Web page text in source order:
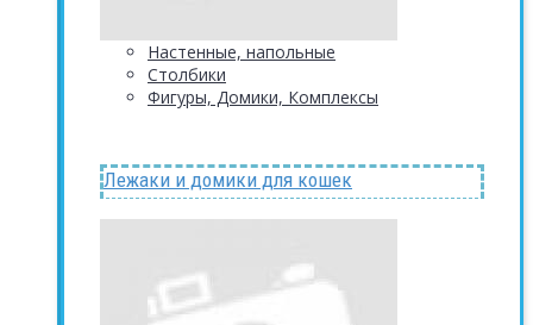
Настенные, напольные
Столбики
Фигуры, Домики, Комплексы
Лежаки и домики для кошек